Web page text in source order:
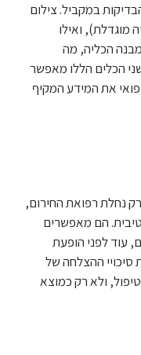
במקביל. צילום
מוגדלת), ואילו
הכליה, מה
הכלים הללו מאפשר
את המידע המקיף
נחלת רפואת החירום,
הם מאפשרים
עוד לפני הופעת
סיכויי ההצלחה של
ולא רק כמוצא